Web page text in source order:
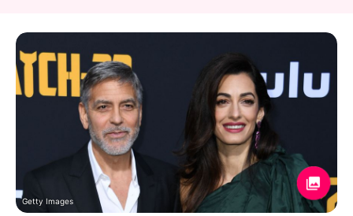
Getty Images